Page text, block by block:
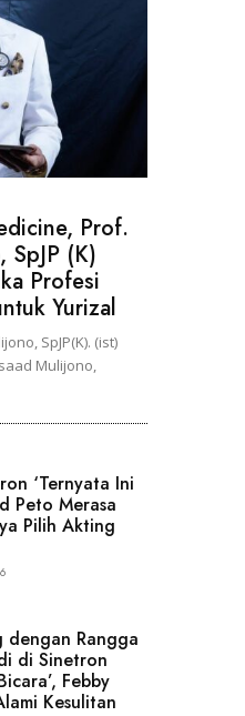
Prof.
SpJP (K)
Profesi
Yurizal
SpJP(K). (ist)
Mulijono,
‘Ternyata Ini
Peto Merasa
Pilih Akting
dengan Rangga
di Sinetron
Febby
Kesulitan